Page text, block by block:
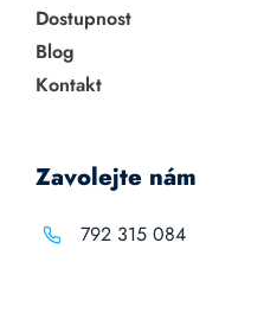
Dostupnost
Blog
Kontakt
Zavolejte nám
792 315 084